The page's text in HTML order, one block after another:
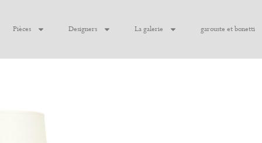
Pièces Designers La galerie garouste et bonetti